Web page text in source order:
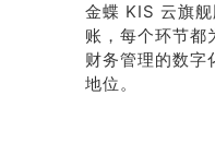
金蝶 KIS 云旗
账，每个环节都
财务管理的数字
地位。